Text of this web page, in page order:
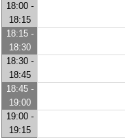
18:00 -
18:15
18:15 -
18:30
18:30 -
18:45
18:45 -
19:00
19:00 -
19:15